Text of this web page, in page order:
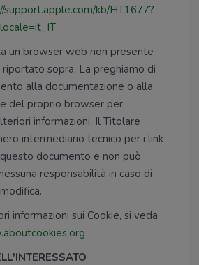
support.apple.com/kb/HT1677?
un browser web non presente
sopra, La preghiamo di
alla documentazione o alla
del proprio browser per
informazioni. Il Titolare
intermediario tecnico per i link
documento e non può
responsabilità in caso di
informazioni sui Cookie, si veda